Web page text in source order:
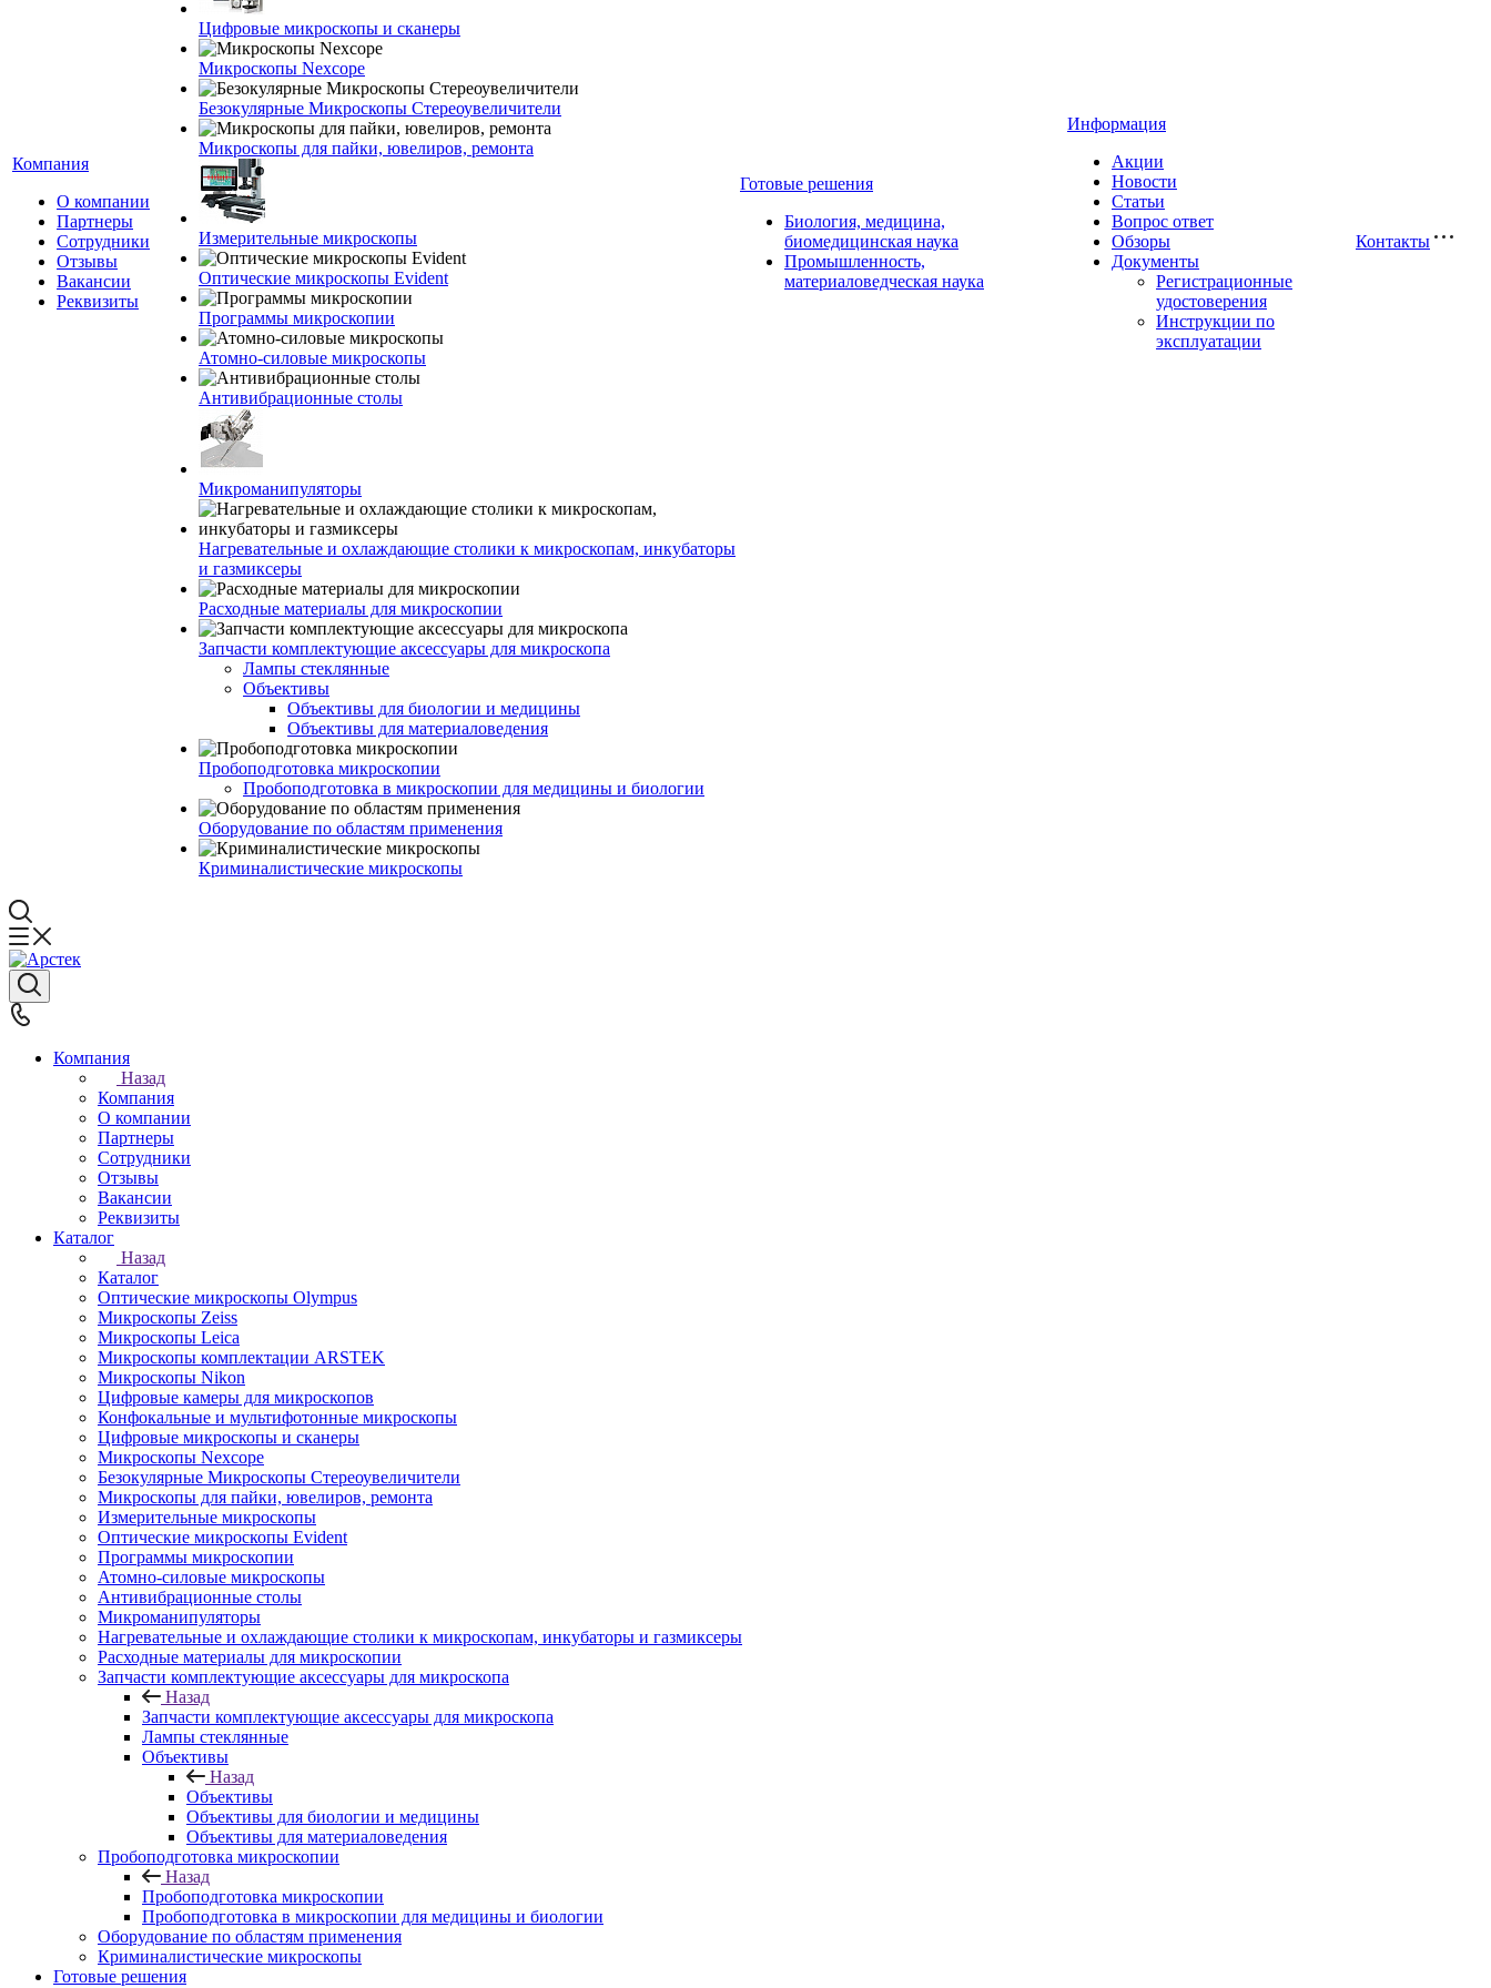
Компания
О компании
Партнеры
Сотрудники
Отзывы
Вакансии
Реквизиты
Цифровые микроскопы и сканеры
Микроскопы Nexcope
Безокулярные Микроскопы Стереоувеличители
Микроскопы для пайки, ювелиров, ремонта
Измерительные микроскопы
Оптические микроскопы Evident
Программы микроскопии
Атомно-силовые микроскопы
Антивибрационные столы
Микроманипуляторы
Нагревательные и охлаждающие столики к микроскопам, инкубаторы
и газмиксеры
Расходные материалы для микроскопии
Запчасти комплектующие аксессуары для микроскопа
Лампы стеклянные
Объективы
Объективы для биологии и медицины
Объективы для материаловедения
Пробоподготовка микроскопии
Пробоподготовка в микроскопии для медицины и биологии
Оборудование по областям применения
Криминалистические микроскопы
Готовые решения
Биология, медицина,
биомедицинская наука
Промышленность,
материаловедческая наука
Информация
Акции
Новости
Статьи
Вопрос ответ
Обзоры
Документы
Регистрационные
удостоверения
Инструкции по
эксплуатации
Контакты
Компания
Назад
Компания
О компании
Партнеры
Сотрудники
Отзывы
Вакансии
Реквизиты
Каталог
Назад
Каталог
Оптические микроскопы Olympus
Микроскопы Zeiss
Микроскопы Leica
Микроскопы комплектации ARSTEK
Микроскопы Nikon
Цифровые камеры для микроскопов
Конфокальные и мультифотонные микроскопы
Цифровые микроскопы и сканеры
Микроскопы Nexcope
Безокулярные Микроскопы Стереоувеличители
Микроскопы для пайки, ювелиров, ремонта
Измерительные микроскопы
Оптические микроскопы Evident
Программы микроскопии
Атомно-силовые микроскопы
Антивибрационные столы
Микроманипуляторы
Нагревательные и охлаждающие столики к микроскопам, инкубаторы и газмиксеры
Расходные материалы для микроскопии
Запчасти комплектующие аксессуары для микроскопа
Назад
Запчасти комплектующие аксессуары для микроскопа
Лампы стеклянные
Объективы
Назад
Объективы
Объективы для биологии и медицины
Объективы для материаловедения
Пробоподготовка микроскопии
Назад
Пробоподготовка микроскопии
Пробоподготовка в микроскопии для медицины и биологии
Оборудование по областям применения
Криминалистические микроскопы
Готовые решения